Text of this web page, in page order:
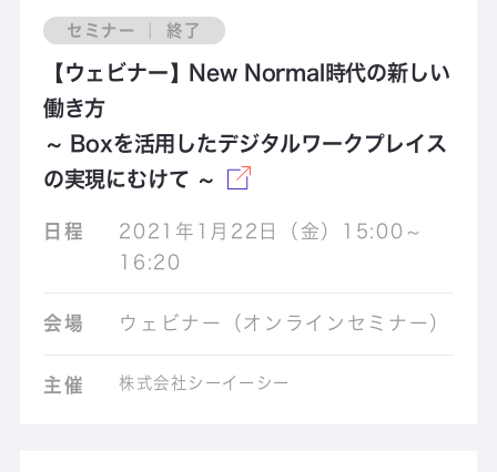
セミナー ｜ 終了
【ウェビナー】New Normal時代の新しい
働き方
～ Boxを活用したデジタルワークプレイス
の実現にむけて ～
日程
2021年1月22日（金）15:00～
16:20
会場 ウェビナー（オンラインセミナー）
主催 株式会社シーイーシー